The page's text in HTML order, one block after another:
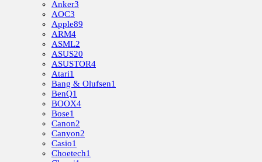
Anker3
AOC3
Apple89
ARM4
ASML2
ASUS20
ASUSTOR4
Atari1
Bang & Olufsen1
BenQ1
BOOX4
Bose1
Canon2
Canyon2
Casio1
Choetech1